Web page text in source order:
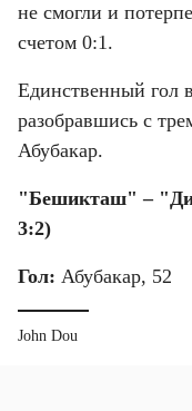
не смогли и
счетом 0:1.
Единственный гол
разобравшись с
Абубакар.
"Бешикташ" –
3:2)
Гол: Абубакар, 52
John Dou